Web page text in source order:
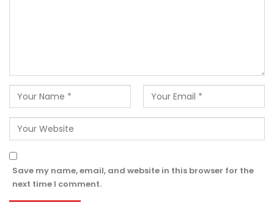
Save my name, email, and website in this browser for the
next time I comment.